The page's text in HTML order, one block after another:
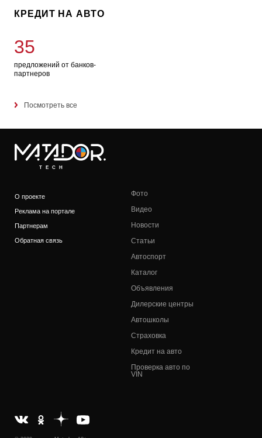
КРЕДИТ НА АВТО
35
предложений от банков-
партнеров
Посмотреть все
TECH
О проекте
Реклама на портале
Партнерам
Обратная связь
Фото
Видео
Новости
Статьи
Автоспорт
Каталог
Объявления
Дилерские центры
Автошколы
Страховка
Кредит на авто
Проверка авто по
VIN